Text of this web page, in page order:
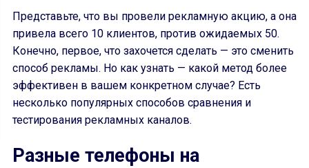
Представьте, что вы провели рекламную акцию, а она
привела всего 10 клиентов, против ожидаемых 50.
Конечно, первое, что захочется сделать — это сменить
способ рекламы. Но как узнать — какой метод более
эффективен в вашем конкретном случае? Есть
несколько популярных способов сравнения и
тестирования рекламных каналов.
Разные телефоны на